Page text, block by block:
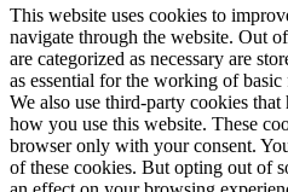
This website uses cookies to
navigate through the website. Out
are categorized as necessary are
as essential for the working of
We also use third-party cookies that
how you use this website. These
browser only with your consent.
of these cookies. But opting out of